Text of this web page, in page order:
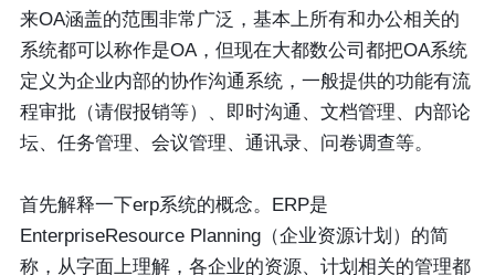
来OA涵盖的范围非常广泛，基本上所有和办公相关的
系统都可以称作是OA，但现在大都数公司都把OA系统
定义为企业内部的协作沟通系统，一般提供的功能有流
程审批（请假报销等）、即时沟通、文档管理、内部论
坛、任务管理、会议管理、通讯录、问卷调查等。
首先解释一下erp系统的概念。ERP是
EnterpriseResource Planning（企业资源计划）的简
称，从字面上理解，各企业的资源、计划相关的管理都